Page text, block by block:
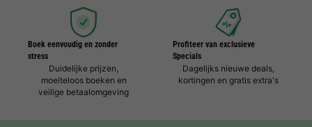
Boek eenvoudig en zonder
stress
Duidelijke prijzen,
moeiteloos boeken en
veilige betaalomgeving
Profiteer van exclusieve
Specials
Dagelijks nieuwe deals,
kortingen en gratis extra's